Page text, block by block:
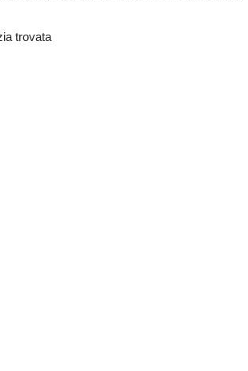
trovata